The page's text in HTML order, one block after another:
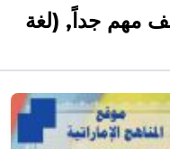
مهم جداً, (لغة